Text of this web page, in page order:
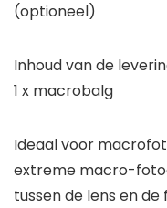
(optioneel)
Inhoud van de
1 x macrobalg
Ideaal voor
extreme macro-
tussen de lens en